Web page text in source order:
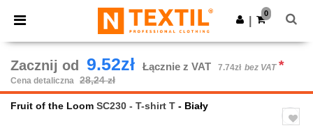
× Aplikacja Ntextil
Lepsze ceny w aplikacji!
Pobierz app
0
Zacznij od 9.52zł Łącznie z VAT 7.74zł bez VAT *
Cena detaliczna 28,24 zł
Fruit of the Loom SC230 - T-shirt T - Biały